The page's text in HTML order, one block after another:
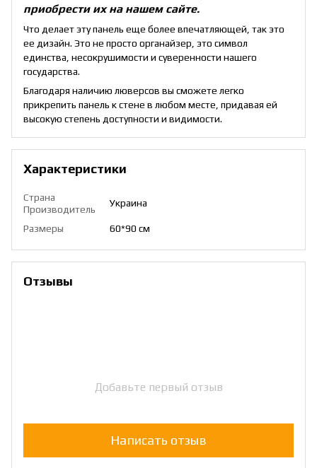
приобрести их на нашем сайте.
Что делает эту панель еще более впечатляющей, так это
ее дизайн. Это не просто органайзер, это символ
единства, несокрушимости и суверенности нашего
государства.
Благодаря наличию люверсов вы сможете легко
прикрепить панель к стене в любом месте, придавая ей
высокую степень доступности и видимости.
Характеристики
Страна
Производитель
Украина
Размеры 60*90 см
Отзывы
Добавьте первый отзыв
Написать отзыв